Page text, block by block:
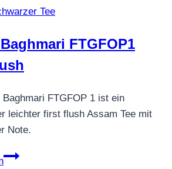
MischungTee
FTGFOP1
Baghmari FTGFOP 1 ist ein
leichter first flush Assam Tee mit
Note.
Assam